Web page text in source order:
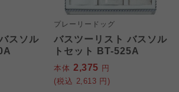
スソル
プレーリードッグ
バスツーリスト バスソル
トセット BT-525A
本体 2,375 円
(税込 2,613 円)
（ご利用規約・ご利
程）について
の生協から業務委託を受けて、
業連合が運営しています。ご自
報保護方針について
の生協から業務委託を受けて、
業連合が運営しています。お預
人情報については、コープ事業
各生協の「個人情報保護方針」
法に基づく表記につ
いて
の生協から業務委託を受けて、
業連合が運営しています。販売